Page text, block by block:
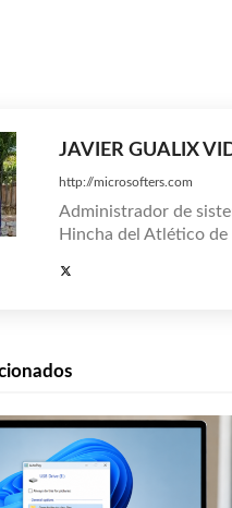
JAVIER GUALIX
http://microsofters.com
Administrador de
Hincha del Atlético